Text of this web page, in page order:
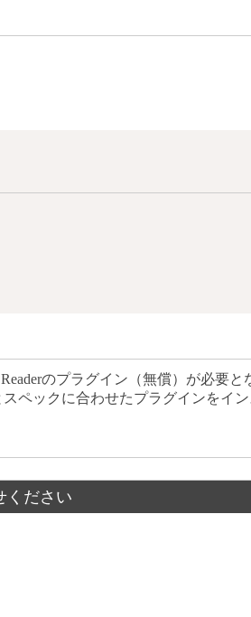
のプラグイン（無償）が必要と
ペックに合わせたプラグインをイ
ください